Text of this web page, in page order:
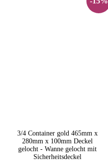
3/4 Container gold 465mm x
280mm x 100mm Deckel
gelocht - Wanne gelocht mit
Sicherheitsdeckel